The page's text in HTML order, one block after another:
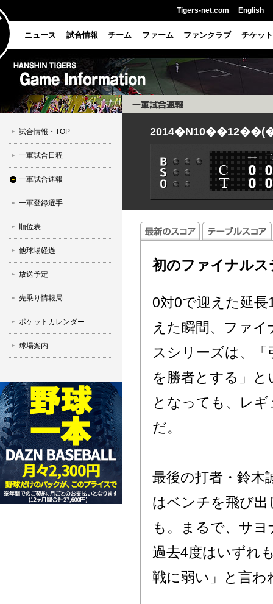
Tigers-net.com English
ニュース 試合情報 チーム ファーム ファンクラブ チケット
試合情報・TOP
一軍試合日程
一軍試合速報
一軍登録選手
順位表
他球場経過
放送予定
先乗り情報局
ポケットカレンダー
球場案内
初のファイナルス
0対0で迎えた延
えた瞬間、ファ
スシリーズは、
を勝者とする」
となっても、レ
だ。
最後の打者・鈴木
はベンチを飛び
も。まるで、サ
過去4度はいずれ
戦に弱い」と言